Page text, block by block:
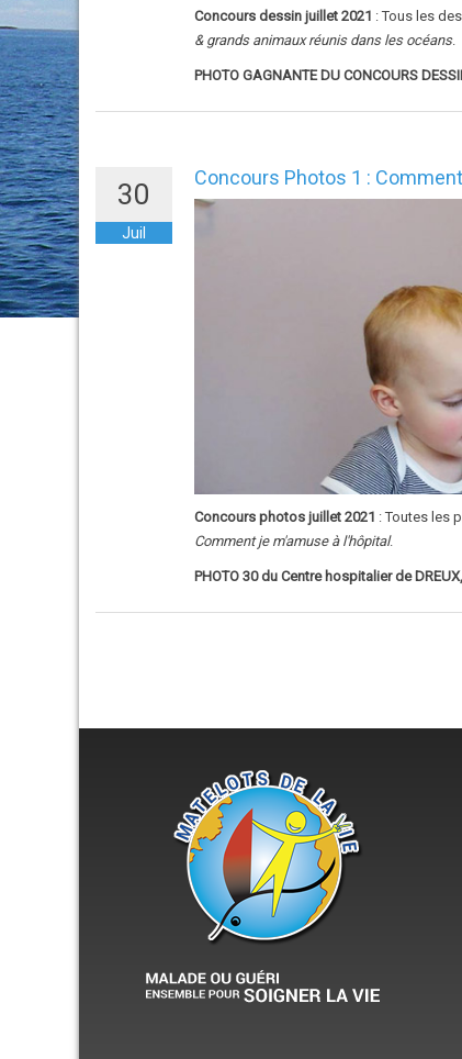
Concours dessin juillet 2021 : Tous les
& grands animaux réunis dans les océans.
PHOTO GAGNANTE DU CONCOURS
30
Juil
Concours Photos 1 :
Concours photos juillet 2021 : Toutes les
Comment je m'amuse à l'hôpital.
PHOTO 30 du Centre hospitalier de